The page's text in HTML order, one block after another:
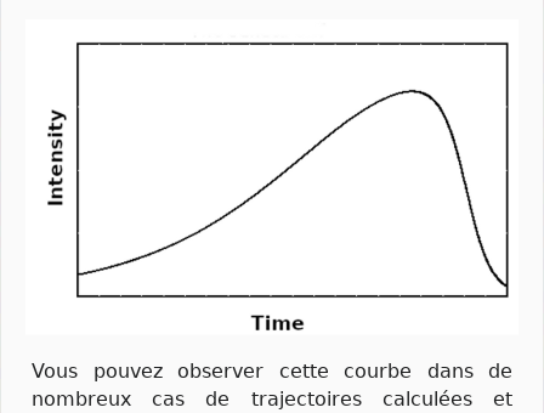
Vous pouvez observer cette courbe dans de
nombreux cas de trajectoires calculées et